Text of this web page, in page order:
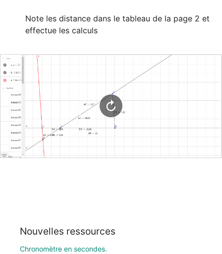
Note les distance dans le tableau de la page 2 et
effectue les calculs
Nouvelles ressources
Chronomètre en secondes.